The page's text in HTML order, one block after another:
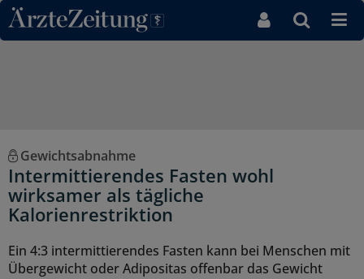
Direkt zum Inhaltsbereich
Gewichtsabnahme
Intermittierendes Fasten wohl
wirksamer als tägliche
Kalorienrestriktion
Ein 4:3 intermittierendes Fasten kann bei Menschen mit
Übergewicht oder Adipositas offenbar das Gewicht